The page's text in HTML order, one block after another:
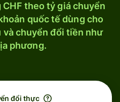
CHF theo tỷ giá chuyển
quốc tế dùng cho
chuyển đổi tiền như
phương.
đổi thực